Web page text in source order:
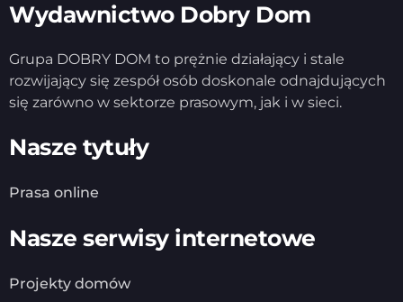
Wydawnictwo Dobry Dom
Grupa DOBRY DOM to prężnie działający i stale
rozwijający się zespół osób doskonale odnajdujących
się zarówno w sektorze prasowym, jak i w sieci.
Nasze tytuły
Prasa online
Nasze serwisy internetowe
Projekty domów